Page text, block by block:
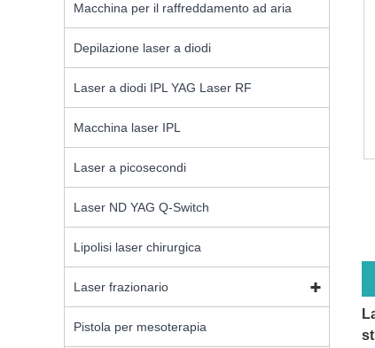
Macchina per il raffreddamento ad aria
Depilazione laser a diodi
Laser a diodi IPL YAG Laser RF
Macchina laser IPL
Laser a picosecondi
Laser ND YAG Q-Switch
Lipolisi laser chirurgica
Laser frazionario
Pistola per mesoterapia